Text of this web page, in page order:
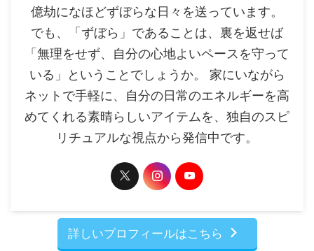
億劫になほどずぼらな日々を送っています。
でも、「ずぼら」であることは、裏を返せば
「無理をせず、自分の心地よいペースを守って
いる」ということでしょうか。 家にいながら
ネットで手軽に、自分の日常のエネルギーを高
めてくれる素晴らしいアイテムを、独自のスピ
リチュアルな視点から発信中です。
詳しいプロフィールはこちら